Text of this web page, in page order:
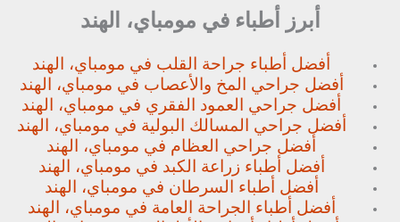
أبرز أطباء في مومباي، الهند
أفضل أطباء جراحة القلب في مومباي، الهند
أفضل جراحي المخ والأعصاب في مومباي، الهند
أفضل جراحي العمود الفقري في مومباي، الهند
أفضل جراحي المسالك البولية في مومباي، الهند
أفضل جراحي العظام في مومباي، الهند
أفضل أطباء زراعة الكبد في مومباي، الهند
أفضل أطباء السرطان في مومباي، الهند
أفضل أطباء الجراحة العامة في مومباي، الهند